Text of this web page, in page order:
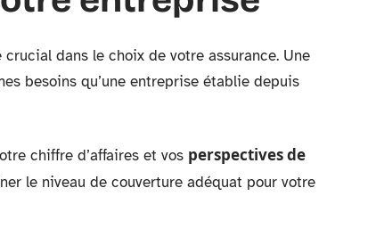
dans le choix de votre assurance. Une
besoins qu’une entreprise établie depuis
chiffre d’affaires et vos perspectives de
le niveau de couverture adéquat pour votre